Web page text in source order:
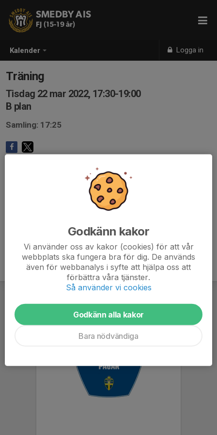
Kalender Logga in
SMEDBY AIS
FJ (15-19 år)
Träning
Tisdag 22 mar 2022, 17:30-19:00
B plan
Samling: 17:25
Godkänn kakor
Vi använder oss av kakor (cookies) för att vår
webbplats ska fungera bra för dig. De används
även för webbanalys i syfte att hjälpa oss att
förbättra våra tjänster.
Så använder vi cookies
Godkänn alla kakor
Bara nödvändiga